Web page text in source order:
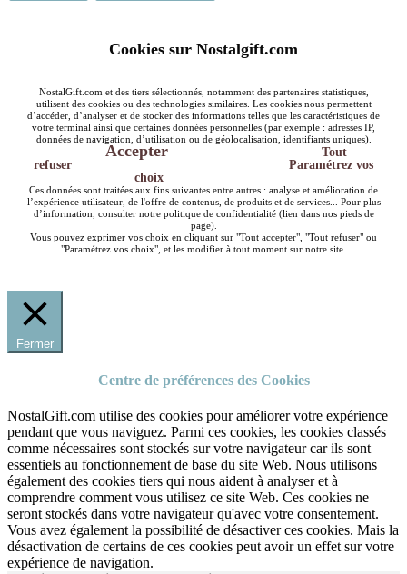
Cookies sur Nostalgift.com
NostalGift.com et des tiers sélectionnés, notamment des partenaires statistiques,
utilisent des cookies ou des technologies similaires. Les cookies nous permettent
d’accéder, d’analyser et de stocker des informations telles que les caractéristiques de
votre terminal ainsi que certaines données personnelles (par exemple : adresses IP,
données de navigation, d’utilisation ou de géolocalisation, identifiants uniques).
Accepter
Tout
refuser
Paramétrez vos
choix
Ces données sont traitées aux fins suivantes entre autres : analyse et amélioration de
l’expérience utilisateur, de l'offre de contenus, de produits et de services... Pour plus
d’information, consulter notre politique de confidentialité (lien dans nos pieds de
page).
Vous pouvez exprimer vos choix en cliquant sur "Tout accepter", "Tout refuser" ou
"Paramétrez vos choix", et les modifier à tout moment sur notre site.
Fermer
Centre de préférences des Cookies
NostalGift.com utilise des cookies pour améliorer votre expérience
pendant que vous naviguez. Parmi ces cookies, les cookies classés
comme nécessaires sont stockés sur votre navigateur car ils sont
essentiels au fonctionnement de base du site Web. Nous utilisons
également des cookies tiers qui nous aident à analyser et à
comprendre comment vous utilisez ce site Web. Ces cookies ne
seront stockés dans votre navigateur qu'avec votre consentement.
Vous avez également la possibilité de désactiver ces cookies. Mais la
désactivation de certains de ces cookies peut avoir un effet sur votre
expérience de navigation.